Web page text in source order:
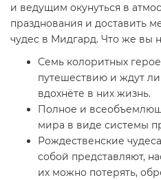
и ведущим окунуться в
празднования и доставить
чудес в Мидгард. Что же вы
Семь колоритных
путешествию и ждут
вдохнёте в них жизнь.
Полное и
мира в виде системы
Рождественские
собой представляют,
их можно потерять,